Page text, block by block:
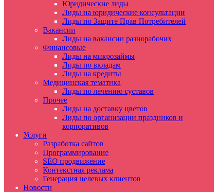
Юридические лиды
Лиды на юридические консультации
Лиды по Защите Прав Потребителей
Вакансии
Лиды на вакансии разнорабочих
Финансовые
Лиды на микрозаймы
Лиды по вкладам
Лиды на кредиты
Медицинская тематика
Лиды по лечению суставов
Прочее
Лиды на доставку цветов
Лиды по организации праздников и
корпоративов
Услуги
Разработка сайтов
Программирование
SEO продвижение
Контекстная реклама
Генерация целевых клиентов
Новости